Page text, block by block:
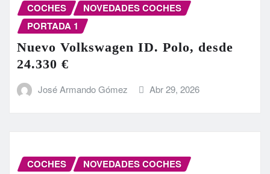
COCHES
NOVEDADES COCHES
PORTADA 1
Nuevo Volkswagen ID. Polo, desde
24.330 €
José Armando Gómez Abr 29, 2026
COCHES
NOVEDADES COCHES